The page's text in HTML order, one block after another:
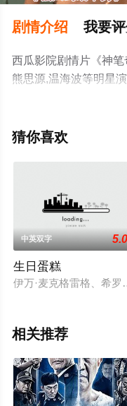
剧情介绍 我要
西瓜影院剧情片《神笔
熊思源,温海波等明星
免费观看高清未删减
解。
猜你喜欢
中英双字
生日蛋糕
伊万·麦克格雷格、希
相关推荐